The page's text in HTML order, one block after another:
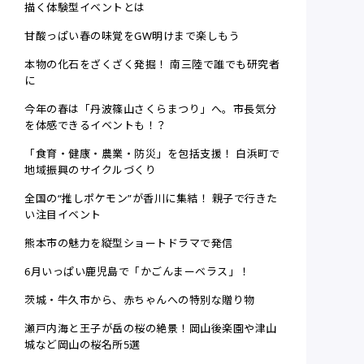
描く体験型イベントとは
甘酸っぱい春の味覚をGW明けまで楽しもう
本物の化石をざくざく発掘！ 南三陸で誰でも研究者
に
今年の春は「丹波篠山さくらまつり」へ。市長気分
を体感できるイベントも！？
「食育・健康・農業・防災」を包括支援！ 白浜町で
地域振興のサイクルづくり
全国の“推しポケモン”が香川に集結！ 親子で行きた
い注目イベント
熊本市の魅力を縦型ショートドラマで発信
6月いっぱい鹿児島で「かごんまーベラス」！
茨城・牛久市から、赤ちゃんへの特別な贈り物
瀬戸内海と王子が岳の桜の絶景！岡山後楽園や津山
城など岡山の桜名所5選